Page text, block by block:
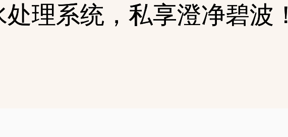
理系统，私享澄净碧波！